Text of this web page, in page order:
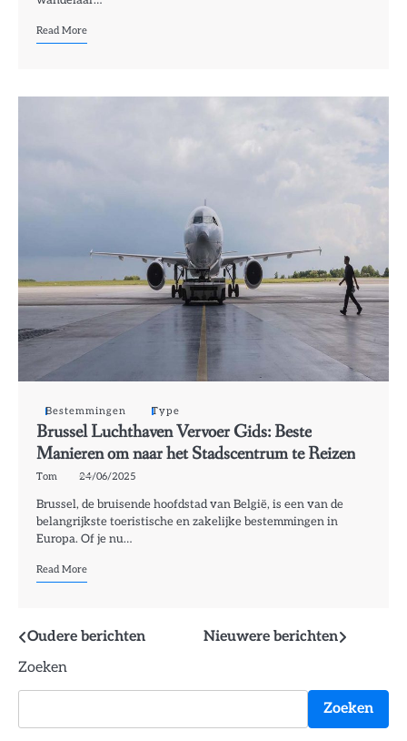
Read More
Bestemmingen Type
Brussel Luchthaven Vervoer Gids: Beste
Manieren om naar het Stadscentrum te Reizen
Tom 24/06/2025
Brussel, de bruisende hoofdstad van België, is een van de
belangrijkste toeristische en zakelijke bestemmingen in
Europa. Of je nu…
Read More
Berichtennavigatie
Oudere berichten
Nieuwere berichten
Zoeken
Zoeken